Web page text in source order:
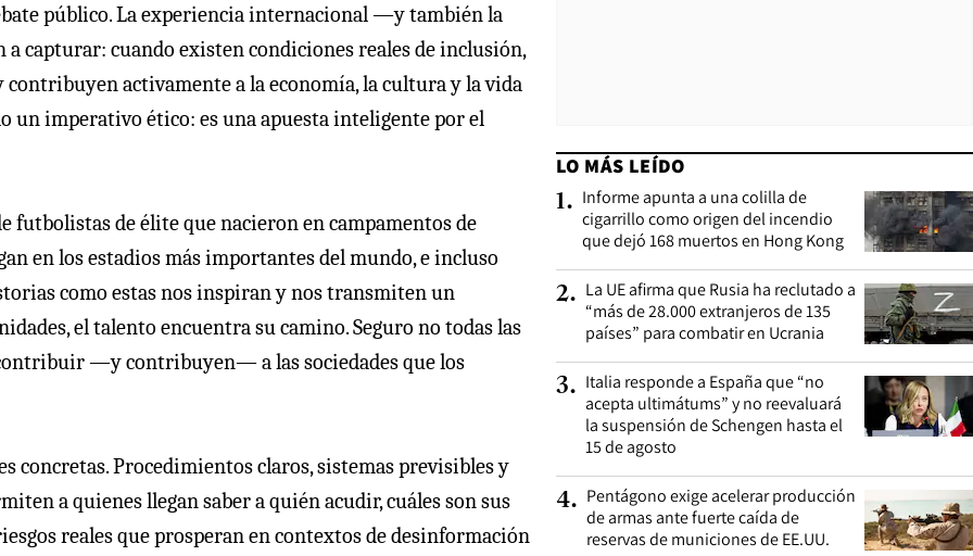
público. La experiencia internacional —y también la
capturar: cuando existen condiciones reales de inclusión,
activamente a la economía, la cultura y la vida
un imperativo ético: es una apuesta inteligente por el
futbolistas de élite que nacieron en campamentos de
en los estadios más importantes del mundo, e incluso
como estas nos inspiran y nos transmiten un
el talento encuentra su camino. Seguro no todas las
—y contribuyen— a las sociedades que los
concretas. Procedimientos claros, sistemas previsibles y
a quienes llegan saber a quién acudir, cuáles son sus
reales que prosperan en contextos de desinformación
LO MÁS LEÍDO
1. Informe apunta a una colilla de
cigarrillo como origen del incendio
que dejó 168 muertos en Hong Kong
2. La UE afirma que Rusia ha reclutado a
“más de 28.000 extranjeros de 135
países” para combatir en Ucrania
3. Italia responde a España que “no
acepta ultimátums” y no reevaluará
la suspensión de Schengen hasta el
15 de agosto
4. Pentágono exige acelerar producción
de armas ante fuerte caída de
reservas de municiones de EE.UU.